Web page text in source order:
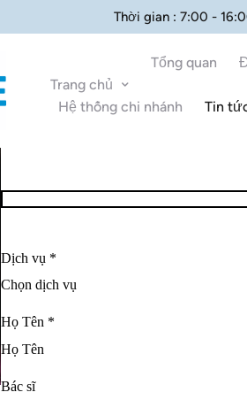
Thời gian : 7:00 -
Trang chủ
Tổng quan
Hệ thống chi nhánh Tin
Dịch vụ *
Họ Tên *
Bác sĩ